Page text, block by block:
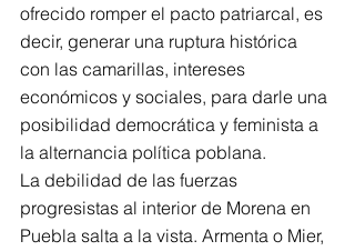
ofrecido romper el pacto patriarcal, es
decir, generar una ruptura histórica
con las camarillas, intereses
económicos y sociales, para darle una
posibilidad democrática y feminista a
la alternancia política poblana.
La debilidad de las fuerzas
progresistas al interior de Morena en
Puebla salta a la vista. Armenta o Mier,